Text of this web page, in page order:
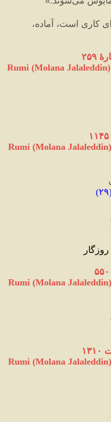
Rumi (Molana
Rumi (Molana
۲۹)
Rumi (Molana
Rumi (Molana